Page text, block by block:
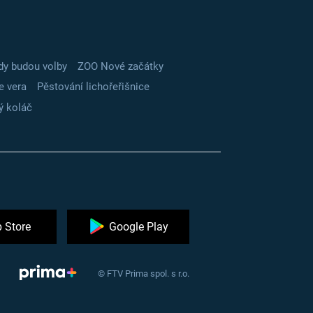
budou volby
ZOO Nové začátky
vera
Pěstování lichořeřišnice
koláč
Store Google Play
© FTV Prima spol. s r.o.